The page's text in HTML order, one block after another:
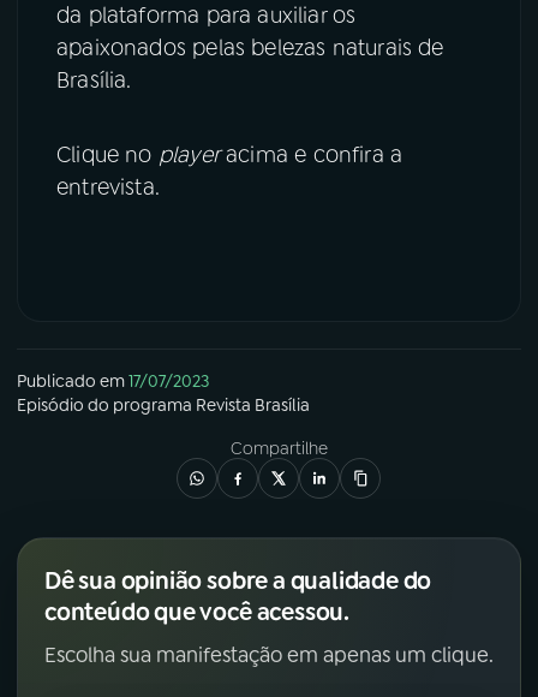
da plataforma para auxiliar os
apaixonados pelas belezas naturais de
Brasília.
Clique no playeracima e confira a
entrevista.
Publicado em17/07/2023
Episódio do programa Revista Brasília
Compartilhe
Dê sua opinião sobre a qualidade do
conteúdo que você acessou.
Escolha sua manifestação em apenas um clique.